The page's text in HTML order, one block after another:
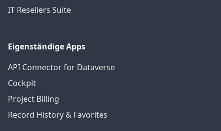
IT Resellers Suite
Eigenständige Apps
API Connector for Dataverse
Cockpit
Project Billing
Record History & Favorites